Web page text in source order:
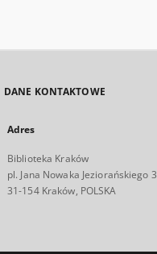
DANE KONTAKTOWE
Adres
Biblioteka Kraków
pl. Jana Nowaka Jeziorańskiego 3
31-154 Kraków, POLSKA